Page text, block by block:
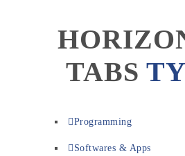
TABS
Programming
Softwares & Apps